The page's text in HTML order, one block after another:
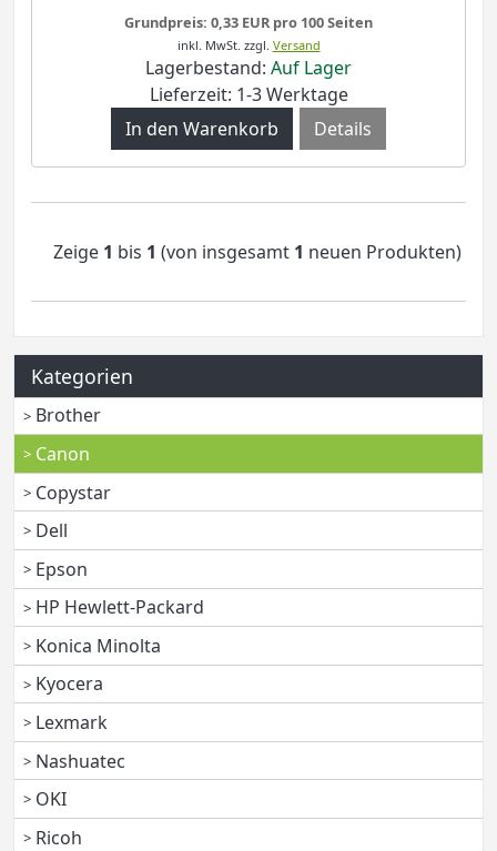
Grundpreis: 0,33 EUR pro 100 Seiten
inkl. MwSt. zzgl. Versand
Lagerbestand: Auf Lager
Lieferzeit: 1-3 Werktage
Details
Zeige 1 bis 1 (von insgesamt 1 neuen Produkten)
Kategorien
Brother
Canon
Copystar
Dell
Epson
HP Hewlett-Packard
Konica Minolta
Kyocera
Lexmark
Nashuatec
OKI
Ricoh